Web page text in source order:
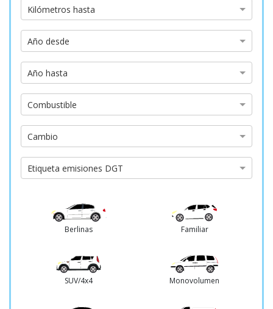
Kilómetros
hasta
Kilómetros hasta
Año
desde
Año desde
Año
hasta
Año hasta
Tipo
de
combustible
Combustible
Tipo
de
cambio
Cambio
Etiqueta
emisiones
Etiqueta emisiones DGT
Berlinas Familiar
SUV/4x4 Monovolumen